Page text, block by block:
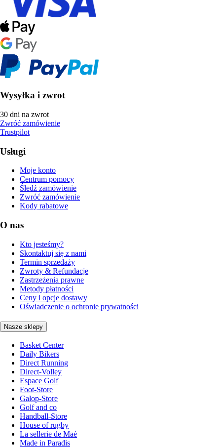
Wysyłka i zwrot
30 dni na zwrot
Zwróć zamówienie
Trustpilot
Usługi
Moje konto
Centrum pomocy
Śledź zamówienie
Zwróć zamówienie
Kody rabatowe
O nas
Kto jesteśmy?
Skontaktuj się z nami
Termin sprzedaży
Zwroty & Refundacje
Zastrzeżenia prawne
Metody płatności
Ceny i opcje dostawy
Oświadczenie o ochronie prywatności
Nasze sklepy
Basket Center
Daily Bikers
Direct Running
Direct-Volley
Espace Golf
Foot-Store
Galop-Store
Golf and co
Handball-Store
House of rugby
La sellerie de Maé
Made in Paradis